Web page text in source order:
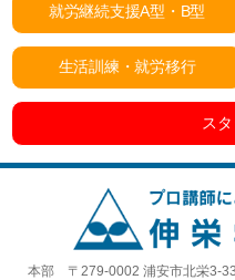
就労継続支援A型・B型
生活訓練・就労移行
ス
本部 〒279-0002 浦安市北栄3-